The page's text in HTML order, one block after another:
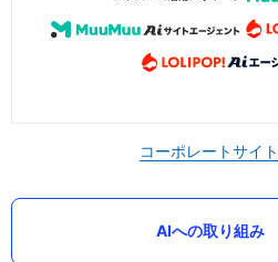
コーポレートサイト
AIへの取り組み